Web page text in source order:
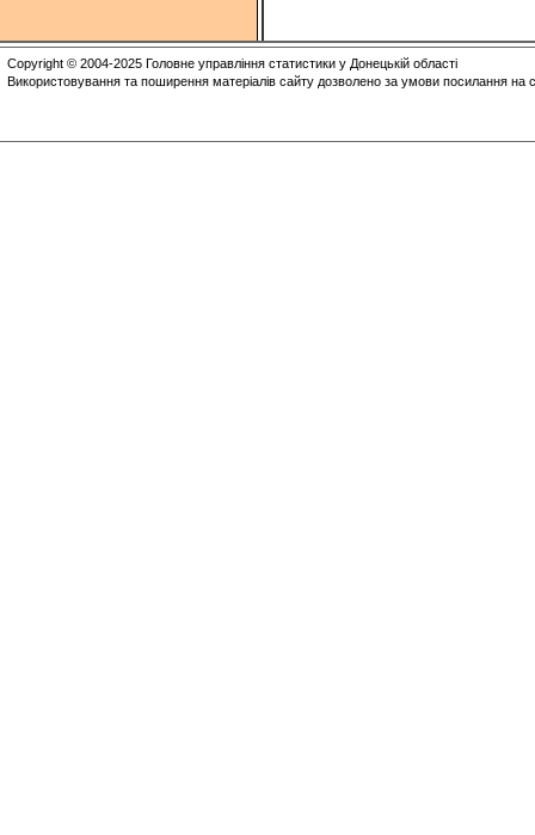
Copyright © 2004-2025 Головне управління статистики у Донецькій області
Використовування та поширення матеріалів сайту дозволено за умови посилання на